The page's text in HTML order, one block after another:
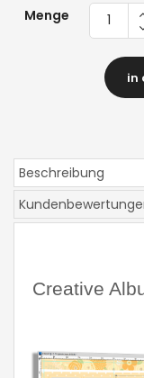
Menge
in
Beschreibung
Creative